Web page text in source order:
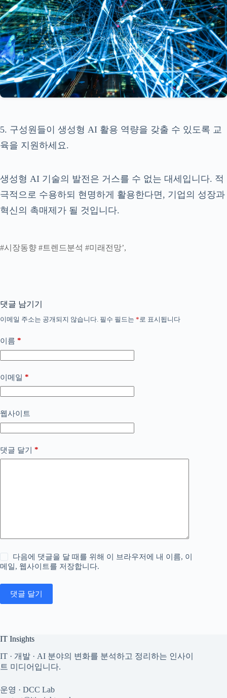
5. 구성원들이 생성형 AI 활용 역량을 갖출 수 있도록 교
육을 지원하세요.
생성형 AI 기술의 발전은 거스를 수 없는 대세입니다. 적
극적으로 수용하되 현명하게 활용한다면, 기업의 성장과
혁신의 촉매제가 될 것입니다.
#시장동향 #트렌드분석 #미래전망’,
댓글 남기기
이메일 주소는 공개되지 않습니다. 필수 필드는 *로 표시됩니다
이름 *
이메일 *
웹사이트
댓글 달기 *
다음에 댓글을 달 때를 위해 이 브라우저에 내 이름, 이
메일, 웹사이트를 저장합니다.
댓글 달기
IT Insights
IT · 개발 · AI 분야의 변화를 분석하고 정리하는 인사이
트 미디어입니다.
운영 · DCC Lab